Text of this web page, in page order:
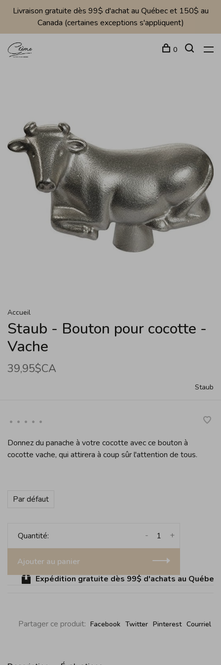
Livraison gratuite dès 99$ d'achat au Québec et 150$ au
Canada (certaines exceptions s'appliquent)
0
Accueil
Staub - Bouton pour cocotte -
Vache
39,95$CA
Staub
• • • • •
Donnez du panache à votre cocotte avec ce bouton à
cocotte vache, qui attirera à coup sûr l'attention de tous.
Par défaut
Quantité: +
-
Ajouter au panier
Expédition gratuite dès 99$ d'achats au Québec
Partager ce produit: Facebook Twitter Pinterest Courriel